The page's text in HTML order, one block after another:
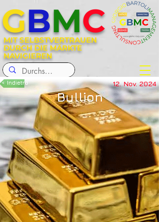
MIT SELBSTVERTRAUEN
DURCH DIE MÄRKTE
NAVIGIEREN
GBMC
< Indietro 12. Nov. 2024
Bullion